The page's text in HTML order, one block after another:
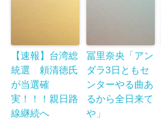
【速報】台湾総
統選 頼清徳氏
が当選確
実！！！親日路
線継続へ
冨里奈央「アン
ダラ3日ともセ
ンターやる曲あ
るから全日来て
や」